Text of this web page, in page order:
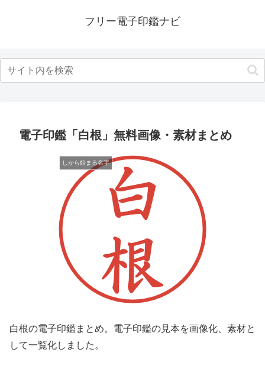
フリー電子印鑑ナビ
電子印鑑「白根」無料画像・素材まとめ
しから始まる名字
白根の電子印鑑まとめ。電子印鑑の見本を画像化、素材と
して一覧化しました。